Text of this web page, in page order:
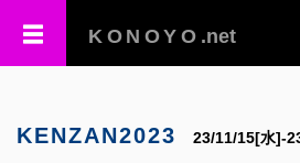
KONOYO .net
KENZAN2023 23/11/15[水]-